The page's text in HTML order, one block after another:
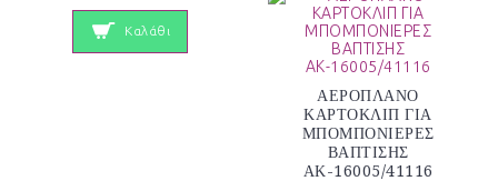
Καλάθι
ΑΕΡΟΠΛΑΝΟ
ΚΑΡΤΟΚΛΙΠ ΓΙΑ
ΜΠΟΜΠΟΝΙΕΡΕΣ
ΒΑΠΤΙΣΗΣ
ΑΚ-16005/41116